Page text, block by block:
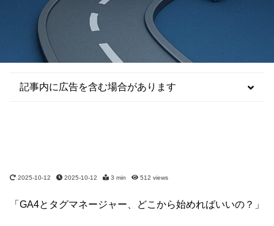
2025-10-12 2025-10-12 3 min 512 views
記事内に広告を含む場合があります
「GA4とタグマネージャー、どこから始めればいいの？」